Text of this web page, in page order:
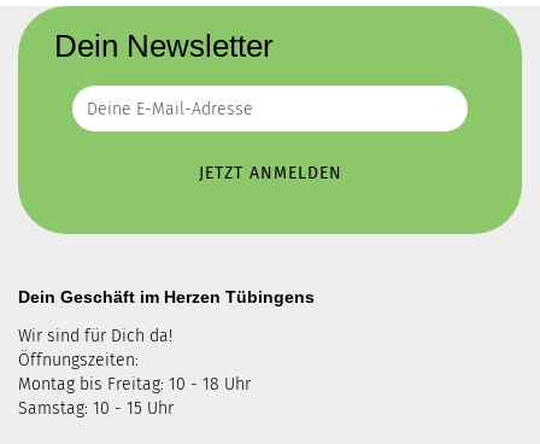
Dein Newsletter
Dein Geschäft im Herzen Tübingens
Wir sind für Dich da!
Öffnungszeiten:
Montag bis Freitag: 10 - 18 Uhr
Samstag: 10 - 15 Uhr